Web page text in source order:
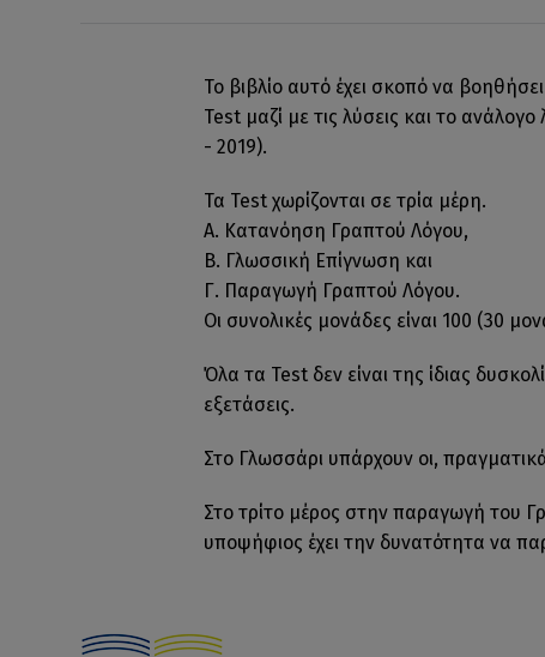
Το βιβλίο αυτό έχει σκοπό να
Test μαζί με τις λύσεις και το
- 2019).
Τα Test χωρίζονται σε τρία μέρη.
Α. Κατανόηση Γραπτού Λόγου,
Β. Γλωσσική Επίγνωση και
Γ. Παραγωγή Γραπτού Λόγου.
Οι συνολικές μονάδες είναι 100 (30
Όλα τα Test δεν είναι της ίδιας
εξετάσεις.
Στο Γλωσσάρι υπάρχουν οι,
Στο τρίτο μέρος στην παραγωγή του
υποψήφιος έχει την δυνατότητα να